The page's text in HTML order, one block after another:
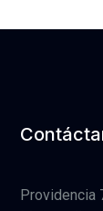
Providencia